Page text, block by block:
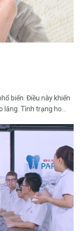
biến. Điều này khiến
Tình trạng ho...